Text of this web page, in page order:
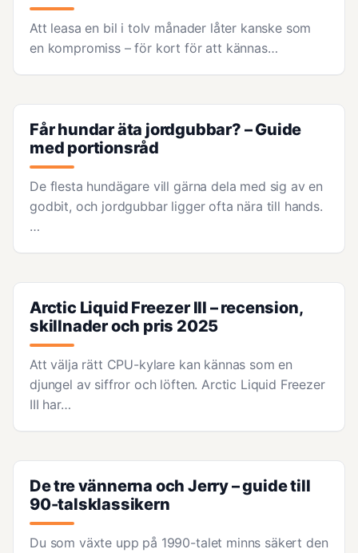
Att leasa en bil i tolv månader låter kanske som
en kompromiss – för kort för att kännas…
Får hundar äta jordgubbar? – Guide
med portionsråd
De flesta hundägare vill gärna dela med sig av en
godbit, och jordgubbar ligger ofta nära till hands.
…
Arctic Liquid Freezer III – recension,
skillnader och pris 2025
Att välja rätt CPU-kylare kan kännas som en
djungel av siffror och löften. Arctic Liquid Freezer
III har…
De tre vännerna och Jerry – guide till
90-talsklassikern
Du som växte upp på 1990-talet minns säkert den